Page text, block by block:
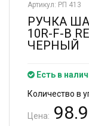
Артикул: РП 413
РУЧКА
10R-F-B
ЧЕРНЫЙ
Есть в
Количество в
Цена: